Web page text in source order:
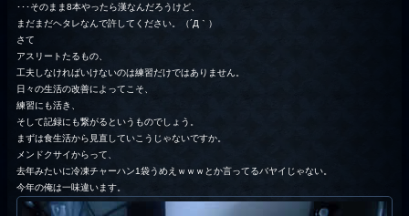
･･･そのまま8本やったら漢なんだろうけど、
まだまだヘタレなんで許してください。（´Д｀）
さて
アスリートたるもの、
工夫しなければいけないのは練習だけではありません。
日々の生活の改善によってこそ、
練習にも活き、
そして記録にも繋がるというものでしょう。
まずは食生活から見直していこうじゃないですか。
メンドクサイからって、
去年みたいに冷凍チャーハン1袋うめえｗｗｗとか言ってるバヤイじゃない。
今年の俺は一味違います。